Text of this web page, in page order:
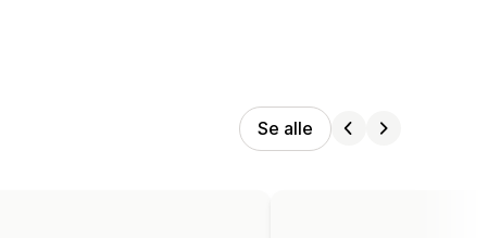
Se alle